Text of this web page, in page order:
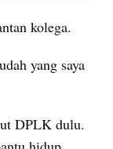
kolega.
yang saya
DPLK dulu.